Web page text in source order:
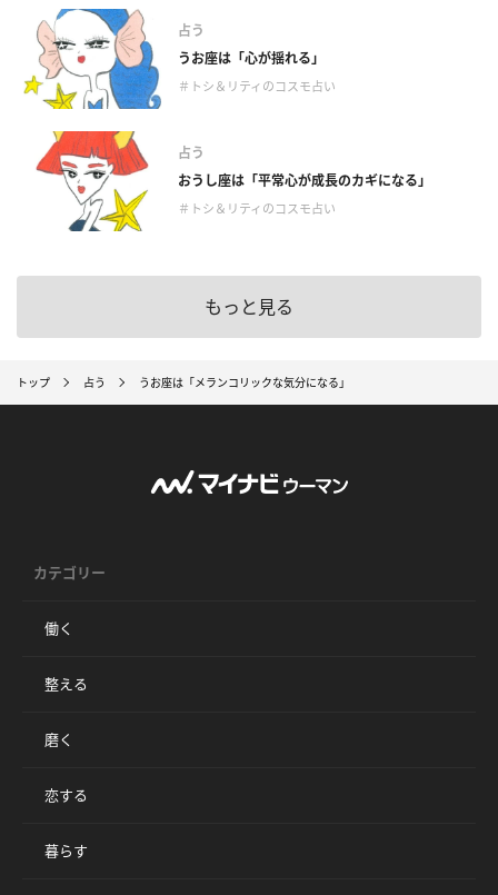
占う
うお座は「心が揺れる」
＃トシ＆リティのコスモ占い
占う
おうし座は「平常心が成長のカギになる」
＃トシ＆リティのコスモ占い
もっと見る
トップ 占う うお座は「メランコリックな気分になる」
カテゴリー
働く
整える
磨く
恋する
暮らす